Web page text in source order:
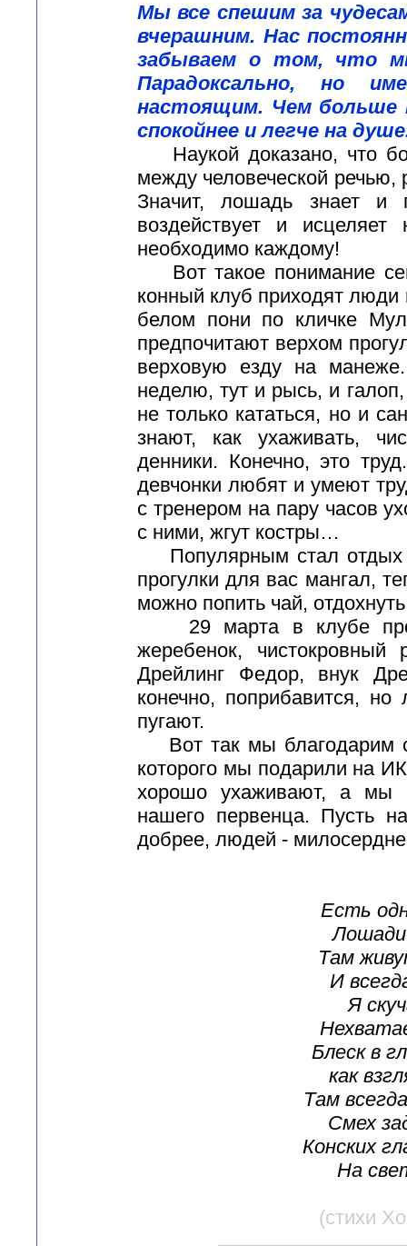
Мы все спешим за
вчерашним. Нас
забываем о том, что
Парадоксально, но
настоящим. Чем
спокойнее и легче на
Наукой доказано, что
между человеческой
Значит, лошадь знает и
воздействует и
необходимо каждому!
Вот такое понимание
конный клуб приходят
белом пони по кличке
предпочитают верхом
верховую езду на
неделю, тут и рысь, и
не только кататься, но и
знают, как ухаживать,
денники. Конечно, это
девчонки любят и умеют
с тренером на пару часов
с ними, жгут костры…
Популярным стал отдых
прогулки для вас мангал,
можно попить чай,
29 марта в клубе
жеребенок,
Дрейлинг Федор, внук
конечно, поприбавится,
пугают.
Вот так мы благодарим
которого мы подарили на
хорошо ухаживают, а мы
нашего первенца. Пусть
добрее, людей -
Есть
Там
И
Я
Блеск в
как
Там
Смех
Конских
На
(стихи